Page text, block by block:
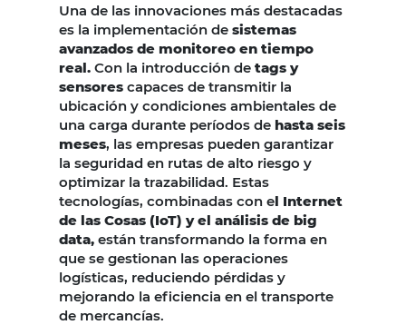
Una de las innovaciones más destacadas
es la implementación de sistemas
avanzados de monitoreo en tiempo
real. Con la introducción de tags y
sensores capaces de transmitir la
ubicación y condiciones ambientales de
una carga durante períodos de hasta seis
meses, las empresas pueden garantizar
la seguridad en rutas de alto riesgo y
optimizar la trazabilidad. Estas
tecnologías, combinadas con el Internet
de las Cosas (IoT) y el análisis de big
data, están transformando la forma en
que se gestionan las operaciones
logísticas, reduciendo pérdidas y
mejorando la eficiencia en el transporte
de mercancías.